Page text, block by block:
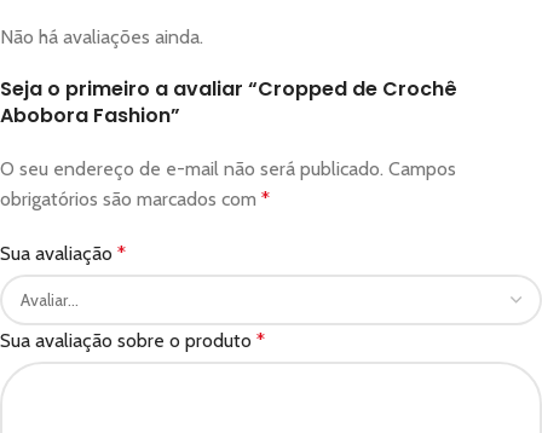
Não há avaliações ainda.
Seja o primeiro a avaliar “Cropped de Crochê
Abobora Fashion”
O seu endereço de e-mail não será publicado. Campos
obrigatórios são marcados com *
Sua avaliação *
Sua avaliação sobre o produto *